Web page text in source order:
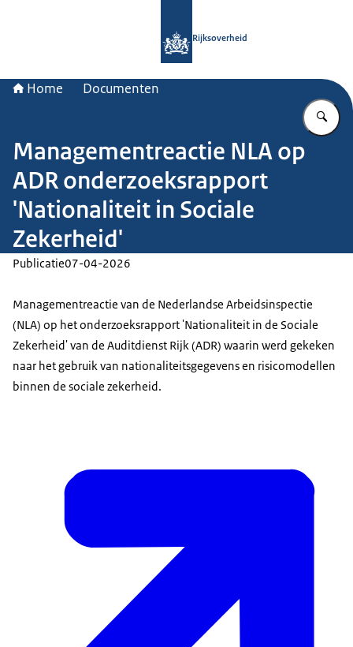
Rijksoverheid
Home Documenten
Managementreactie NLA op
ADR onderzoeksrapport
'Nationaliteit in Sociale
Zekerheid'
Publicatie07-04-2026
Managementreactie van de Nederlandse Arbeidsinspectie
(NLA) op het onderzoeksrapport 'Nationaliteit in de Sociale
Zekerheid' van de Auditdienst Rijk (ADR) waarin werd gekeken
naar het gebruik van nationaliteitsgegevens en risicomodellen
binnen de sociale zekerheid.